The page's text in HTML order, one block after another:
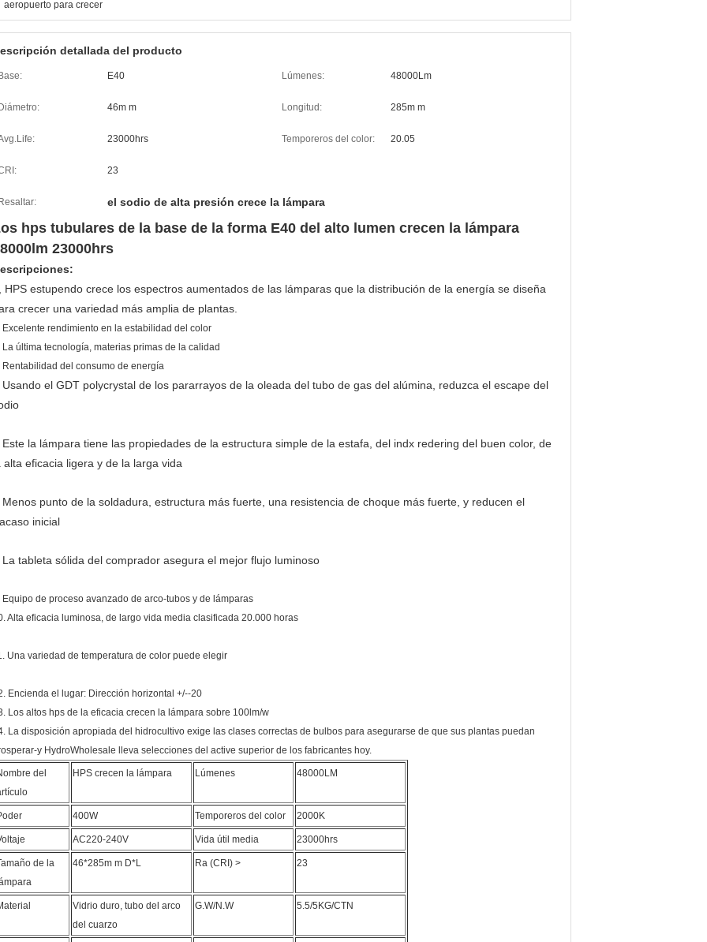
aeropuerto para crecer
detallada del producto
Base: E40 Lúmenes: 48000Lm
Diámetro: 46m m Longitud: 285m m
23000hrs Temporeros del color: 20.05
23
Resaltar: el sodio de alta presión crece la lámpara
hps tubulares de la base de la forma E40 del alto lumen crecen la lámpara
23000hrs
HPS estupendo crece los espectros aumentados de las lámparas que la distribución de la energía se diseña
crecer una variedad más amplia de plantas.
Excelente rendimiento en la estabilidad del color
La última tecnología, materias primas de la calidad
Rentabilidad del consumo de energía
Usando el GDT polycrystal de los pararrayos de la oleada del tubo de gas del alúmina, reduzca el escape del
Este la lámpara tiene las propiedades de la estructura simple de la estafa, del indx redering del buen color, de
alta eficacia ligera y de la larga vida
Menos punto de la soldadura, estructura más fuerte, una resistencia de choque más fuerte, y reducen el
inicial
La tableta sólida del comprador asegura el mejor flujo luminoso
Equipo de proceso avanzado de arco-tubos y de lámparas
Alta eficacia luminosa, de largo vida media clasificada 20.000 horas
Una variedad de temperatura de color puede elegir
Encienda el lugar: Dirección horizontal +/--20
Los altos hps de la eficacia crecen la lámpara sobre 100lm/w
La disposición apropiada del
hidrocultivo exige las clases correctas de bulbos para asegurarse de que sus plantas puedan
y HydroWholesale lleva selecciones del active superior de los fabricantes hoy.
del
HPS crecen la lámpara Lúmenes 48000LM
400W Temporeros del color 2000K
AC220-240V Vida útil media 23000hrs
de la
46*285m m D*L Ra (CRI) > 23
Vidrio duro, tubo del arco
del cuarzo
G.W/N.W 5.5/5KG/CTN